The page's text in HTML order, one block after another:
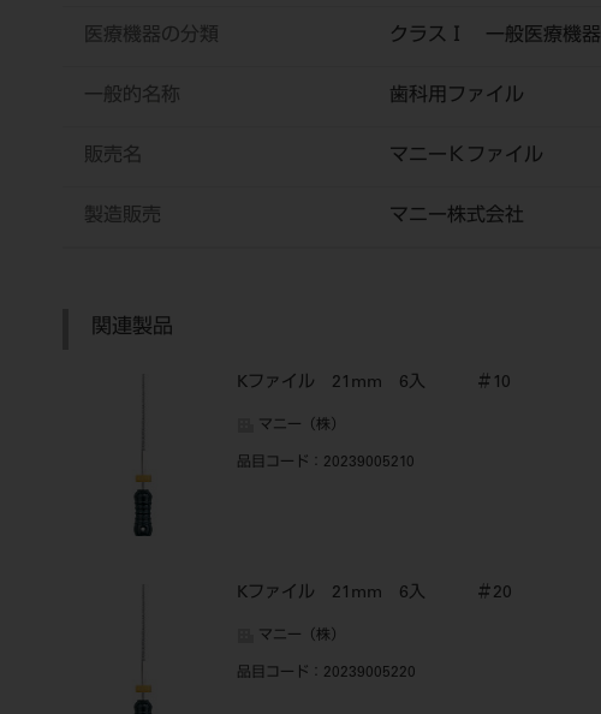
医療機器の分類 クラスⅠ 一般医療機器
一般的名称 歯科用ファイル
販売名 マニーＫファイル
製造販売 マニー株式会社
関連製品
Kファイル 21mm 6入 ＃10
マニー（株）
品目コード ：20239005210
Kファイル 21mm 6入 ＃20
マニー（株）
品目コード ：20239005220